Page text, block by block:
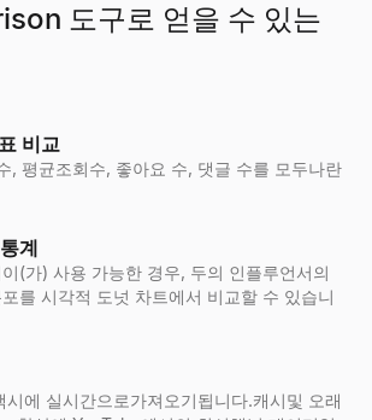
도구로 얻을 수 있는
비교
, 평균조회수, 좋아요 수, 댓글 수를 모두나란
계
(가) 사용 가능한 경우, 두의 인플루언서의
를 시각적 도넛 차트에서 비교할 수 있습니
시에 실시간으로가져오기됩니다.캐시및 오래